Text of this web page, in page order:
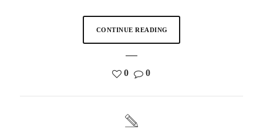
CONTINUE READING
0 0